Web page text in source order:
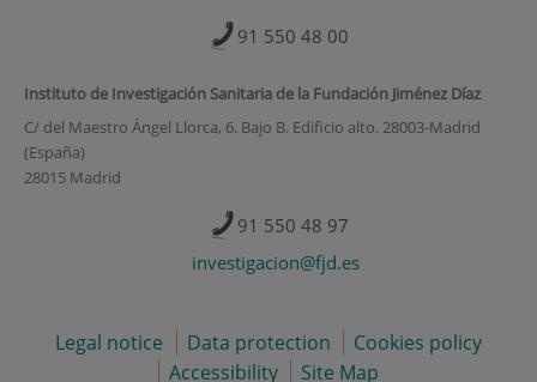
91 550 48 00
Instituto de Investigación Sanitaria de la Fundación Jiménez Díaz
C/ del Maestro Ángel Llorca, 6. Bajo B. Edificio alto. 28003-Madrid
(España)
28015 Madrid
91 550 48 97
investigacion@fjd.es
Legal notice Data protection
Cookies policy
Accessibility
Site Map